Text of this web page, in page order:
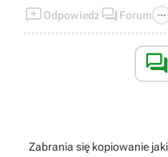
Odpowiedz  Forum 

Zabrania się kopiowanie